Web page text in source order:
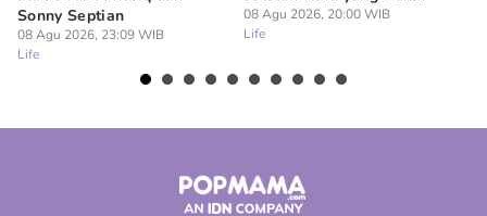
Sonny Septian
08 Agu 2026, 23:09 WIB
Life
08 Agu 2026, 20:00 WIB
Life